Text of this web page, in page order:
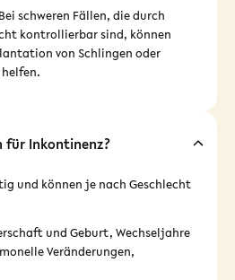
Bei schweren Fällen, die durch
kontrollierbar sind, können
von Schlingen oder
für Inkontinenz?
und können je nach Geschlecht
und Geburt, Wechseljahre
Veränderungen,